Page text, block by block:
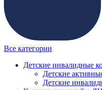
Все категории
Детские инвалидные
Детские
Детские